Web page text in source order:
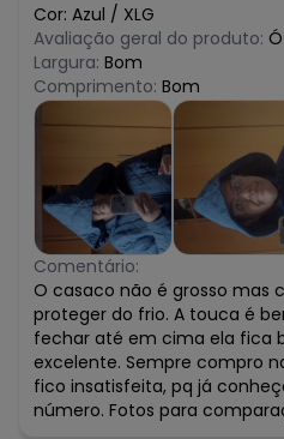
Cor: Azul / XLG
Avaliação geral do produto:
Largura: Bom
Comprimento: Bom
Comentário:
O casaco não é grosso mas
proteger do frio. A touca é
fechar até em cima ela fica
excelente. Sempre compro
fico insatisfeita, pq já
número. Fotos para